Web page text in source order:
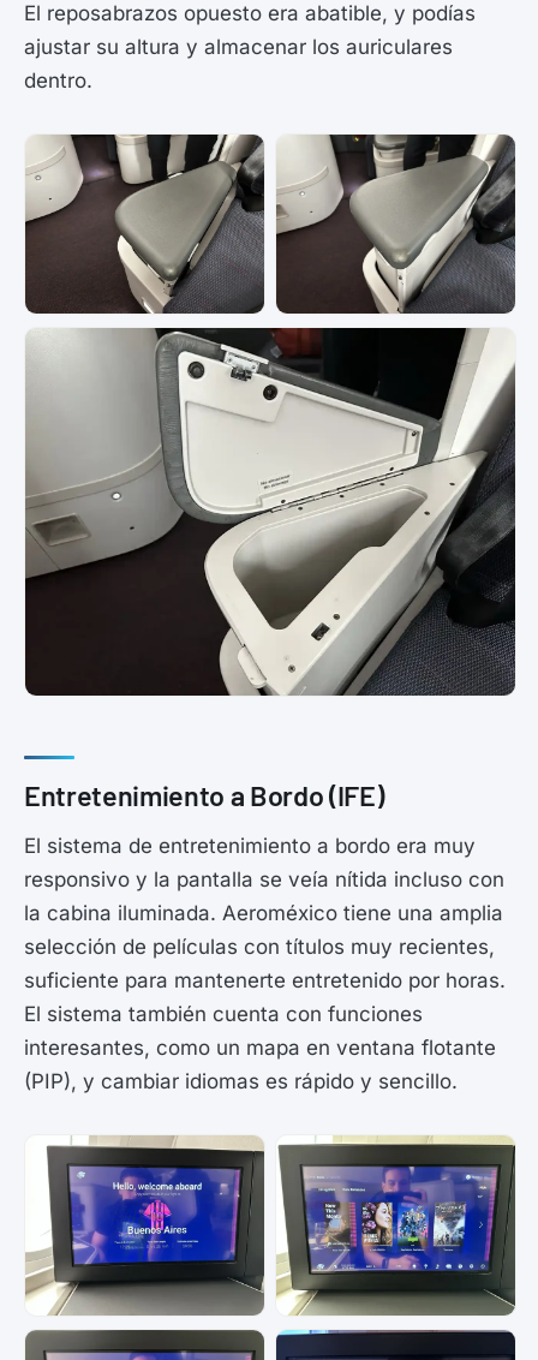
El reposabrazos opuesto era abatible, y podías
ajustar su altura y almacenar los auriculares
dentro.
Entretenimiento a Bordo (IFE)
El sistema de entretenimiento a bordo era muy
responsivo y la pantalla se veía nítida incluso con
la cabina iluminada. Aeroméxico tiene una amplia
selección de películas con títulos muy recientes,
suficiente para mantenerte entretenido por horas.
El sistema también cuenta con funciones
interesantes, como un mapa en ventana flotante
(PIP), y cambiar idiomas es rápido y sencillo.